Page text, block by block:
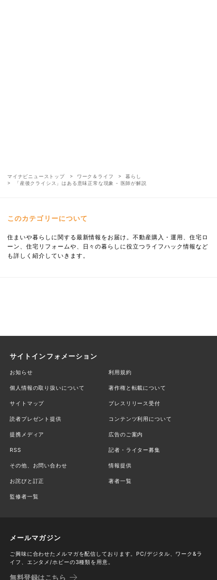
マイナビニューストップ ワーク＆ライフ
暮らし
「産後クライシス」はある意味正常な現象 - 医師が解説
このカテゴリーについて
住まいや暮らしに関する最新情報をお届け。不動産購入・運用、住宅ロ
ーン、住宅リフォームや、日々の暮らしに役立つライフハック情報など
も詳しく紹介していきます。
サイトインフォメーション
お知らせ 利用規約
個人情報の取り扱いについて 著作権と転載について
サイトマップ プレスリリース受付
読者プレゼント提供 コンテンツ利用について
提携メディア 広告のご案内
RSS 記者・ライター募集
その他、お問い合わせ 情報提供
お詫びと訂正 著者一覧
監修者一覧
メールマガジン
ご興味に合わせたメルマガを配信しております。PC/デジタル、ワーク&ラ
イフ、エンタメ/ホビーの3種類を用意。
無料登録はこちら